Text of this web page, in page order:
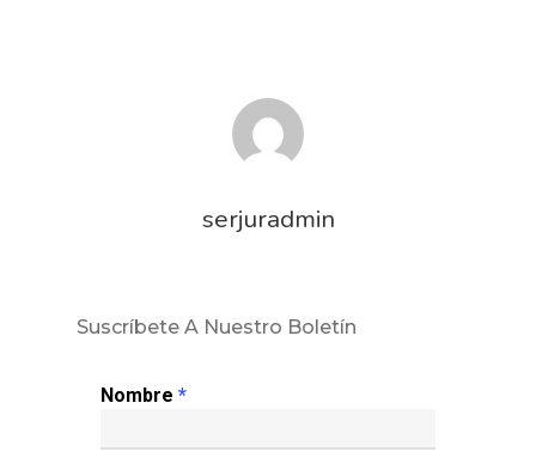
serjuradmin
Suscríbete A Nuestro Boletín
Nombre *
Colabora